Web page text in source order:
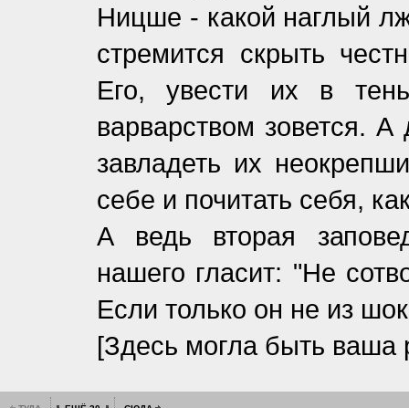
Ницше - какой наглый
стремится скрыть
Его, увести их в
варварством зовется.
завладеть их
себе и почитать себя,
А ведь вторая
нашего гласит: "Не
Если только он не из
[Здесь могла быть ваша